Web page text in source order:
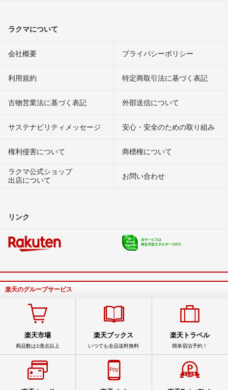
ラクマについて
会社概要 プライバシーポリシー
利用規約 特定商取引法に基づく表記
古物営業法に基づく表記 外部送信について
サステナビリティメッセージ 安心・安全のための取り組み
権利侵害について
商標権について
ラクマ公式ショップ
出店について
お問い合わせ
リンク
楽天のグループサービス
楽天市場
商品数は1億点以上
楽天ブックス
いつでも全品送料無料
楽天トラベル
簡単宿泊予約！